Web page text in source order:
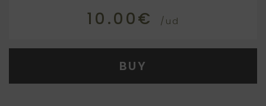
10.00€ /ud
BUY